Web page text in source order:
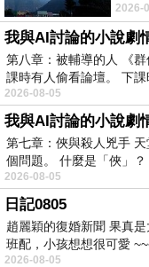
夏日
2026-
我與AI討論的小說劇
第八章：被輔導的人 《
課時有人偷看論壇。 下
2026-08-05
我與AI討論的小說劇
第七章：俠與殺人兇手
個問題。 什麼是「俠」
2026-08-05
日記0805
趙麗穎的復婚新聞 果真
班配，小孩想想很可愛
2026-08-05